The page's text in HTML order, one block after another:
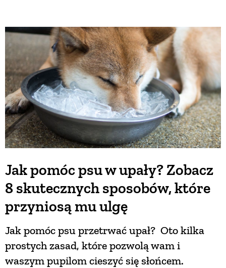
Jak pomóc psu w upały? Zobacz
8 skutecznych sposobów, które
przyniosą mu ulgę
Jak pomóc psu przetrwać upał? Oto kilka
prostych zasad, które pozwolą wam i
waszym pupilom cieszyć się słońcem.